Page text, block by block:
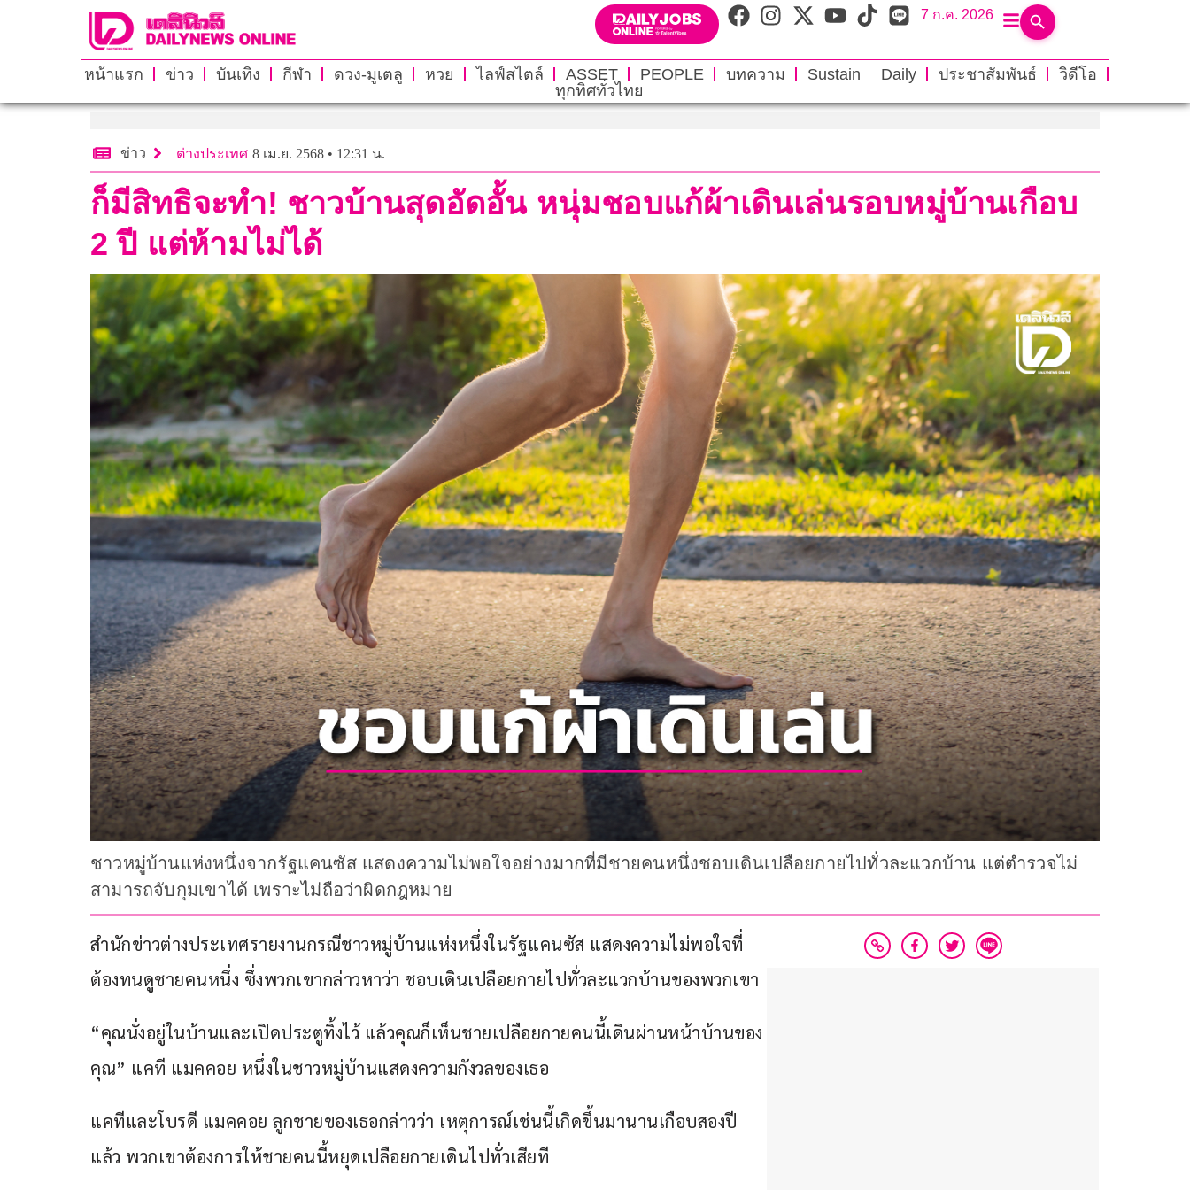
7 ก.ค. 2026
หน้าแรก ข่าว บันเทิง กีฬา ดวง-มูเตลู หวย ไลฟ์สไตล์ ASSET PEOPLE บทความ Sustain Daily ประชาสัมพันธ์
วิดีโอ
ทุกทิศทั่วไทย
ข่าว ต่างประเทศ 8 เม.ย. 2568 • 12:31 น.
ก็มีสิทธิจะทำ! ชาวบ้านสุดอัดอั้น หนุ่มชอบแก้ผ้าเดินเล่นรอบหมู่บ้านเกือบ
2 ปี แต่ห้ามไม่ได้
ชาวหมู่บ้านแห่งหนึ่งจากรัฐแคนซัส แสดงความไม่พอใจอย่างมากที่มีชายคนหนึ่งชอบเดินเปลือยกายไปทั่วละแวกบ้าน แต่ตำรวจไม่
สามารถจับกุมเขาได้ เพราะไม่ถือว่าผิดกฎหมาย
สำนักข่าวต่างประเทศรายงานกรณีชาวหมู่บ้านแห่งหนึ่งในรัฐแคนซัส แสดงความไม่พอใจที่
ต้องทนดูชายคนหนึ่ง ซึ่งพวกเขากล่าวหาว่า ชอบเดินเปลือยกายไปทั่วละแวกบ้านของพวกเขา
“คุณนั่งอยู่ในบ้านและเปิดประตูทิ้งไว้ แล้วคุณก็เห็นชายเปลือยกายคนนี้เดินผ่านหน้าบ้านของ
คุณ” แคที แมคคอย หนึ่งในชาวหมู่บ้านแสดงความกังวลของเธอ
แคทีและโบรดี แมคคอย ลูกชายของเธอกล่าวว่า เหตุการณ์เช่นนี้เกิดขึ้นมานานเกือบสองปี
แล้ว พวกเขาต้องการให้ชายคนนี้หยุดเปลือยกายเดินไปทั่วเสียที